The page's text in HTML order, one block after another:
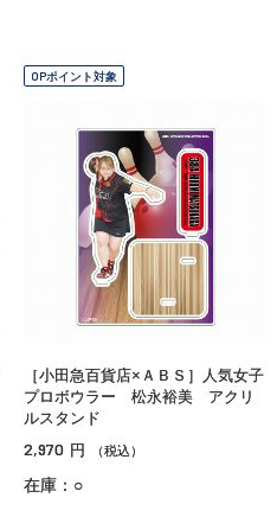
OPポイント対象
［小田急百貨店×ＡＢＳ］人気女子
プロボウラー 松永裕美 アクリ
ルスタンド
2,970 円 （税込）
在庫：○